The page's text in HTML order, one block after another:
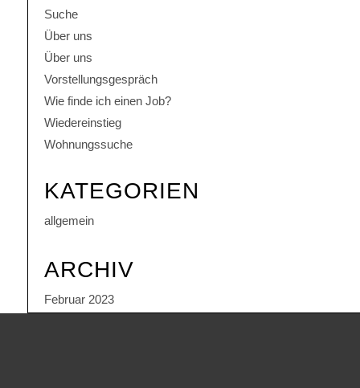
Suche
Über uns
Über uns
Vorstellungsgespräch
Wie finde ich einen Job?
Wiedereinstieg
Wohnungssuche
KATEGORIEN
allgemein
ARCHIV
Februar 2023